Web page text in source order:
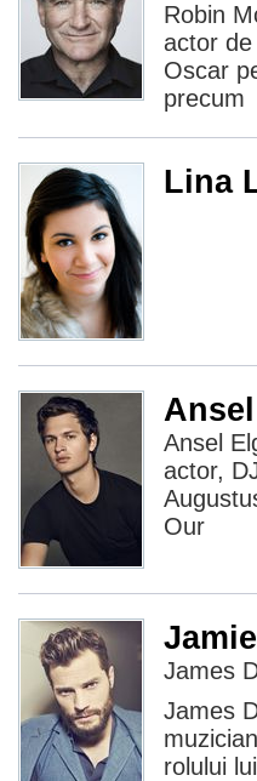
Robin
actor
Oscar
precum
Lina
Ansel
actor,
Our
James
James
rolului